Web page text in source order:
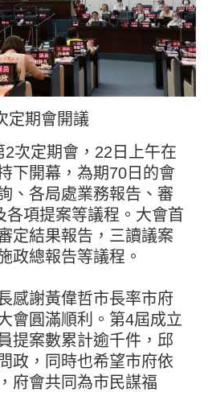
定期會開議
次定期會，22日上午在
下開幕，為期70日的會
、各局處業務報告、審
各項提案等議程。大會首
定結果報告，三讀議案
政總報告等議程。
感謝黃偉哲市長率市府
會圓滿順利。第4屆成立
提案數累計逾千件，邱
政，同時也希望市府依
府會共同為市民謀福